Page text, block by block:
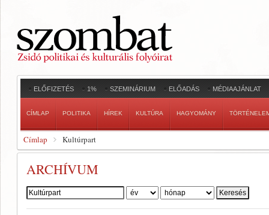
ELŐFIZETÉS 1% SZEMINÁRIUM ELŐADÁS MÉDIAAJÁNLAT
CÍMLAP POLITIKA HÍREK KULTÚRA HAGYOMÁNY
Címlap Kultúrpart
ARCHÍVUM
Szerző: